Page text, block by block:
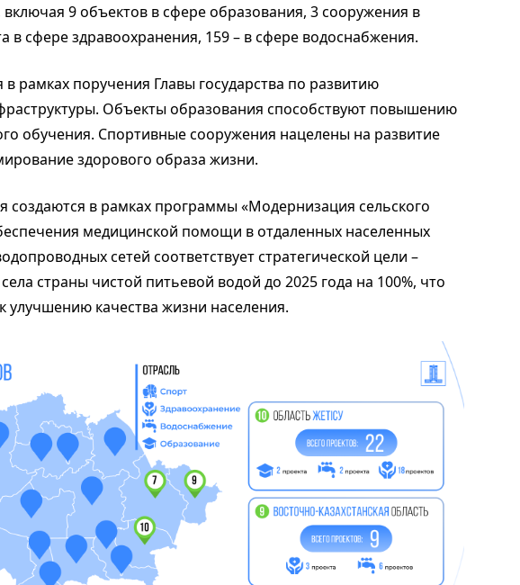
включая 9 объектов в сфере образования, 3 сооружения в
в сфере здравоохранения, 159 – в сфере водоснабжения.
рамках поручения Главы государства по развитию
Объекты образования способствуют повышению
обучения. Спортивные сооружения нацелены на развитие
здорового образа жизни.
создаются в рамках программы «Модернизация сельского
медицинской помощи в отдаленных населенных
сетей соответствует стратегической цели –
страны чистой питьевой водой до 2025 года на 100%, что
улучшению качества жизни населения.